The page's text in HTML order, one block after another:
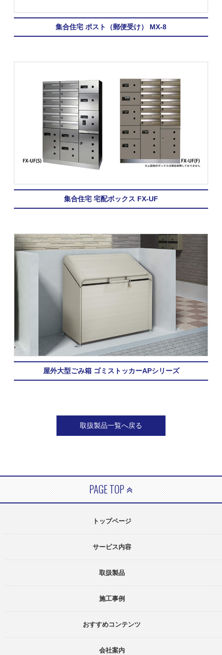
集合住宅 ポスト（郵便受け） MX-8
集合住宅 宅配ボックス FX-UF
屋外大型ごみ箱 ゴミストッカーAPシリーズ
取扱製品一覧へ戻る
PAGE TOP
トップページ
サービス内容
取扱製品
施工事例
おすすめコンテンツ
会社案内